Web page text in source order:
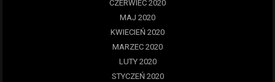
CZERWIEC 2020
MAJ 2020
KWIECIEŃ 2020
MARZEC 2020
LUTY 2020
STYCZEŃ 2020